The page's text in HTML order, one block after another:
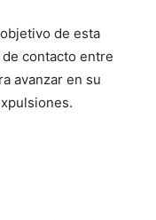
de esta
contacto entre
avanzar en su